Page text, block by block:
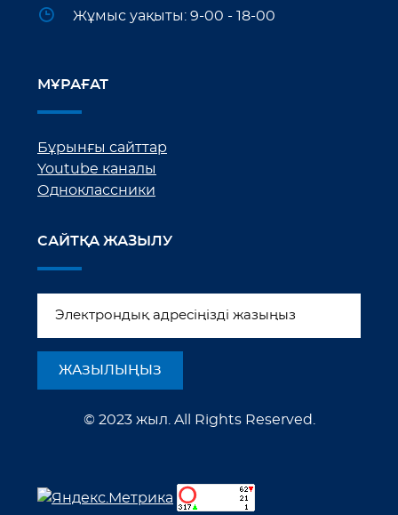
Жұмыс уақыты: 9-00 - 18-00
МҰРАҒАТ
Бұрынғы сайттар
Youtube каналы
Одноклассники
САЙТҚА ЖАЗЫЛУ
© 2023 жыл. All Rights Reserved.